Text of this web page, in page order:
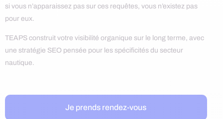
si vous n’apparaissez pas sur ces requêtes, vous n’existez pas
pour eux.
TEAPS construit votre visibilité organique sur le long terme, avec
une stratégie SEO pensée pour les spécificités du secteur
nautique.
Je prends rendez-vous